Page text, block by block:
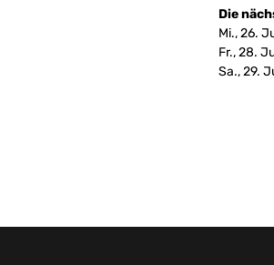
Die
Mi., 26.
Fr., 28.
Sa., 29.